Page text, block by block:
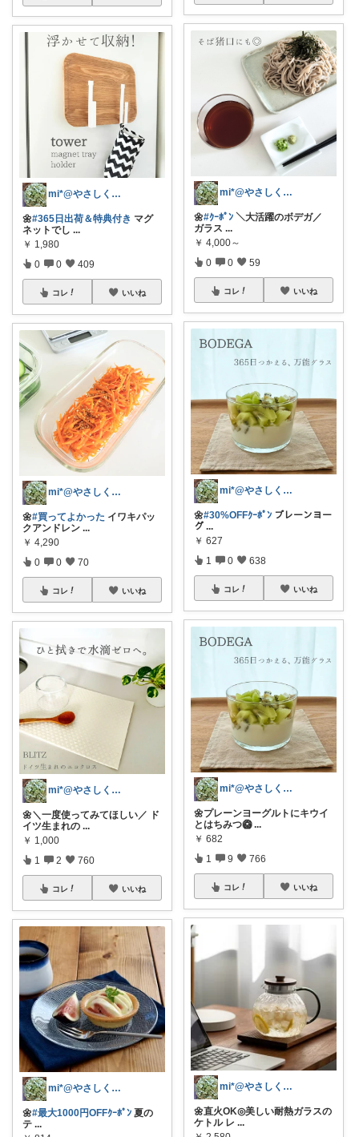
mi*@やさしく整う暮らし
🌼#365日出荷＆特典付き マグ
ネットでし ...
￥ 1,980
0 0 409
コレ いいね
mi*@やさしく整う暮らし
🌼#買ってよかった イワキパッ
クアンドレン ...
￥ 4,290
0 0 70
コレ いいね
mi*@やさしく整う暮らし
🌼＼一度使ってみてほしい／ ド
イツ生まれの ...
￥ 1,000
1 2 760
コレ いいね
mi*@やさしく整う暮らし
🌼#最大1000円OFFｸｰﾎﾟﾝ 夏の
テ ...
mi*@やさしく整う暮らし
🌼#ｸｰﾎﾟﾝ ＼大活躍のボデガ／
ガラス ...
￥ 4,000～
0 0 59
コレ いいね
mi*@やさしく整う暮らし
🌼#30%OFFｸｰﾎﾟﾝ プレーンヨー
グ ...
￥ 627
1 0 638
コレ いいね
mi*@やさしく整う暮らし
🌼プレーンヨーグルトにキウイ
とはちみつ🥝...
￥ 682
1 9 766
コレ いいね
mi*@やさしく整う暮らし
🌼直火OK◎美しい耐熱ガラスの
ケトル レ ...